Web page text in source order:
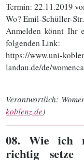
Termin: 22.11.2019
Wo? Emil-Schüller-
Anmelden könnt Ihr
folgenden Link:
https://www.uni-
landau.de/de/
Verantwortlich:
koblenz.de)
08. Wie ich
richtig setze